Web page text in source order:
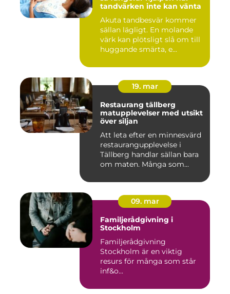
tandvärken inte kan vänta
Akuta tandbesvär kommer
sällan lägligt. En molande
värk kan plötsligt slå om till
huggande smärta, e...
19. mar
Restaurang tällberg
matupplevelser med utsikt
över siljan
Att leta efter en minnesvärd
restaurangupplevelse i
Tällberg handlar sällan bara
om maten. Många som...
09. mar
Familjerådgivning i
Stockholm
Familjerådgivning
Stockholm är en viktig
resurs för många som står
inf&o...